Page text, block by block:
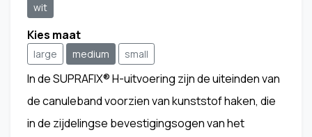
wit
Kies maat
large medium small
In de SUPRAFIX® H-uitvoering zijn de uiteinden van
de canuleband voorzien van kunststof haken, die
in de zijdelingse bevestigingsogen van het